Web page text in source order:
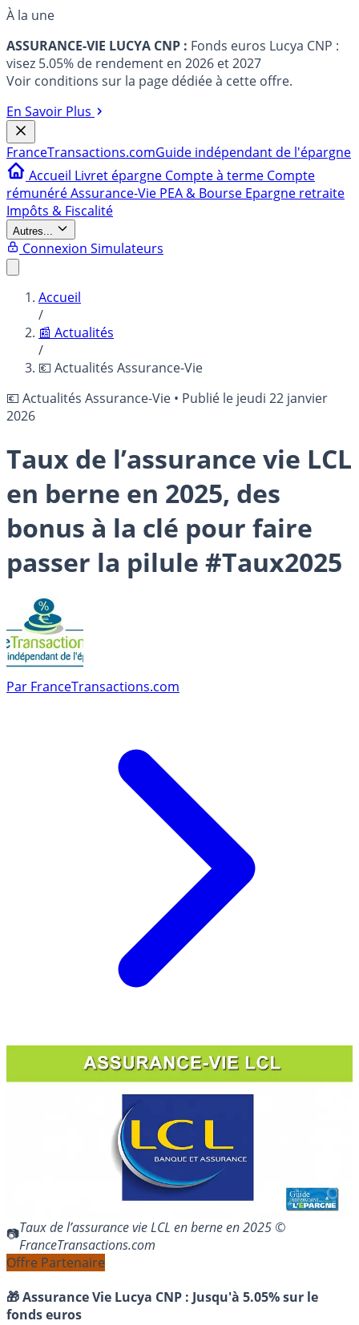
À la une
ASSURANCE-VIE LUCYA CNP : Fonds euros Lucya CNP :
visez 5.05% de rendement en 2026 et 2027
Voir conditions sur la page dédiée à cette offre.
En Savoir Plus
FranceTransactions.comGuide indépendant de l'épargne
Accueil Livret épargne Compte à terme Compte
rémunéréAssurance-Vie PEA & Bourse Epargne retraite
Impôts & Fiscalité
Autres...
Connexion Simulateurs
Accueil
/
📰 Actualités
/
💶 Actualités Assurance-Vie
💶 Actualités Assurance-Vie • Publié le jeudi 22 janvier
2026
Taux de l’assurance vie LCL
en berne en 2025, des
bonus à la clé pour faire
passer la pilule #Taux2025
Par FranceTransactions.com
Taux de l’assurance vie LCL en berne en 2025 ©
FranceTransactions.com
Offre Partenaire
🎁 Assurance Vie Lucya CNP : Jusqu'à 5.05% sur le
fonds euros